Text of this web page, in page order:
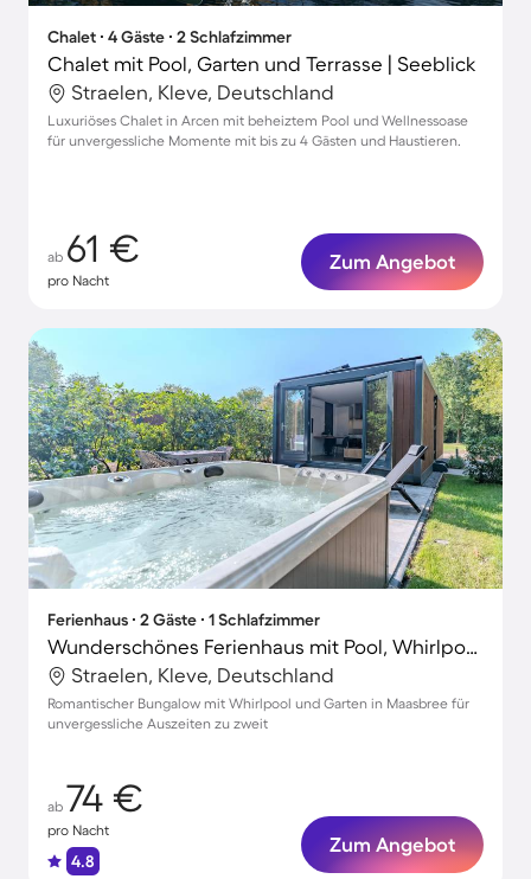
Chalet ∙ 4 Gäste ∙ 2 Schlafzimmer
Chalet mit Pool, Garten und Terrasse | Seeblick
Straelen, Kleve, Deutschland
Luxuriöses Chalet in Arcen mit beheiztem Pool und Wellnessoase
für unvergessliche Momente mit bis zu 4 Gästen und Haustieren.
ab 61 €
pro Nacht
Zum Angebot
Ferienhaus ∙ 2 Gäste ∙ 1 Schlafzimmer
Wunderschönes Ferienhaus mit Pool, Whirlpool und Garten | Hunde erlaubt
Straelen, Kleve, Deutschland
Romantischer Bungalow mit Whirlpool und Garten in Maasbree für
unvergessliche Auszeiten zu zweit
ab 74 €
pro Nacht
4.8
Zum Angebot